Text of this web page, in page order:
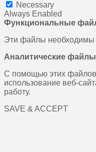
Necessary
Always Enabled
Функциональные
Эти файлы необходимы
Аналитические
С помощью этих
использование веб-
работу.
SAVE & ACCEPT